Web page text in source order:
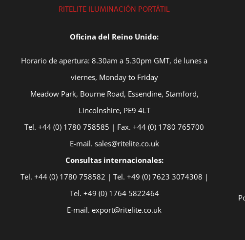
RITELITE ILUMINACIÓN PORTÁTIL
Oficina del Reino Unido:
Horario de apertura: 8.30am a 5.30pm GMT, de lunes a
viernes, Monday to Friday
Meadow Park, Bourne Road, Essendine, Stamford,
Lincolnshire, PE9 4LT
Tel. +44 (0) 1780 758585 | Fax. +44 (0) 1780 765700
E-mail. sales@ritelite.co.uk
Consultas internacionales:
Tel. +44 (0) 1780 758582 | Tel. +49 (0) 7623 3074308 |
Tel. +49 (0) 1764 5822464
E-mail. export@ritelite.co.uk